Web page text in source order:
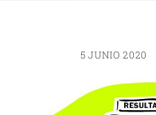
5 JUNIO 2020